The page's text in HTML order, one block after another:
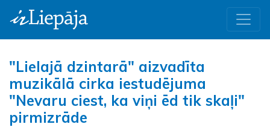
"Lielajā dzintarā" aizvadīta
muzikālā cirka iestudējuma
"Nevaru ciest, ka viņi ēd tik skaļi"
pirmizrāde